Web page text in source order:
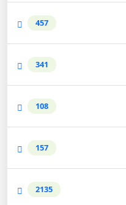
457
341
108
157
2135